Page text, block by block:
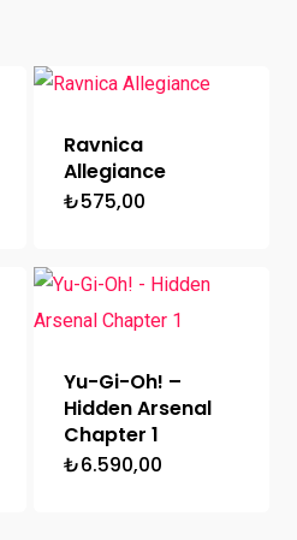
Ravnica
Allegiance
₺575,00
Yu-Gi-Oh! –
Hidden Arsenal
Chapter 1
₺6.590,00